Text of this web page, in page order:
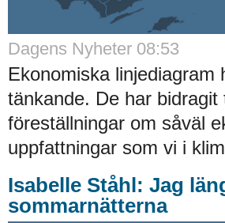
Dagens Nyheter 08:53
Ekonomiska
tänkande. De har
föreställningar om såväl
uppfattningar som vi i
Isabelle Ståhl: Jag
sommarnätterna